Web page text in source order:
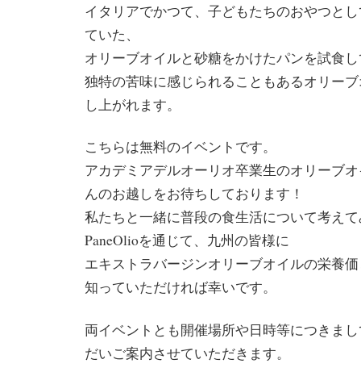
イタリアでかつて、子どもたちのおやつと
ていた、
オリーブオイルと砂糖をかけたパンを試食
独特の苦味に感じられることもあるオリー
し上がれます。
こちらは無料のイベントです。
アカデミアデルオーリオ卒業生のオリーブ
んのお越しをお待ちしております！
私たちと一緒に普段の食生活について考え
PaneOlioを通じて、九州の皆様に
エキストラバージンオリーブオイルの栄養
知っていただければ幸いです。
両イベントとも開催場所や日時等につきま
だいご案内させていただきます。